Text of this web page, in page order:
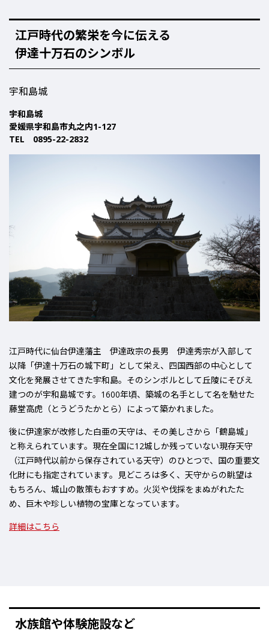
江戸時代の繁栄を今に伝える
伊達十万石のシンボル
宇和島城
宇和島城
愛媛県宇和島市丸之内1-127
TEL 0895-22-2832
江戸時代に仙台伊達藩主 伊達政宗の長男 伊達秀宗が入部して
以降 「伊達十万石の城下町」 として栄え、四国西部の中心として
文化を発展させてきた宇和島。そのシンボルとして丘陵にそびえ
建つのが宇和島城です。1600年頃、築城の名手として名を馳せた
藤堂高虎（とうどうたかとら）
によって築かれました。
後に伊達家が改修した白亜の天守は、その美しさから 「鶴島城」
と称えられています。現在全国に12城しか残っていない現存天守
（江戸時代以前から保存されている天守）のひとつで、国の重要文
化財にも指定されています。見どころは多く、 天守からの眺望は
もちろん、城山の散策もおすすめ。火災や伐採をまぬがれたた
め、 巨木や珍しい植物の宝庫となっています。
詳細はこちら
水族館や体験施設など